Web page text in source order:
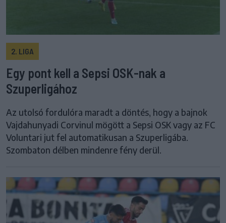
2. LIGA
Egy pont kell a Sepsi OSK-nak a
Szuperligához
Az utolsó fordulóra maradt a döntés, hogy a bajnok
Vajdahunyadi Corvinul mögött a Sepsi OSK vagy az FC
Voluntari jut fel automatikusan a Szuperligába.
Szombaton délben mindenre fény derül.